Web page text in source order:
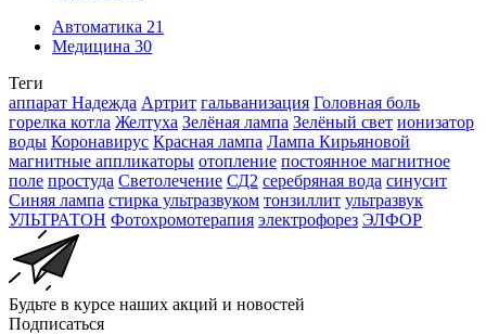
Автоматика 21
Медицина 30
Теги
аппарат Надежда Артрит гальванизация Головная боль
горелка котла Желтуха Зелёная лампа Зелёный свет ионизатор
воды Коронавирус Красная лампа Лампа Кирьяновой
магнитные аппликаторы отопление постоянное магнитное
поле простуда Светолечение СД2 серебряная вода синусит
Синяя лампа стирка ультразвуком тонзиллит ультразвук
УЛЬТРАТОН Фотохромотерапия электрофорез ЭЛФОР
Будьте в курсе наших акций и новостей
Подписаться